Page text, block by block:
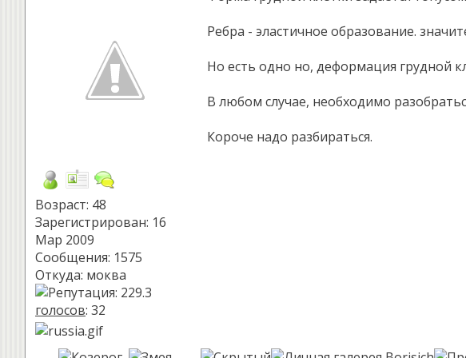
Возраст: 48
Зарегистрирован: 16
Мар 2009
Сообщения: 1575
Откуда: моква
голосов: 32
Ребра - эластичное образование.
Но есть одно но, деформация грудной
В любом случае, необходимо
Короче надо разбираться.